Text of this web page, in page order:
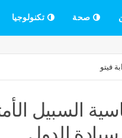
صحة تكنولوجيا
فيتو
السبيل